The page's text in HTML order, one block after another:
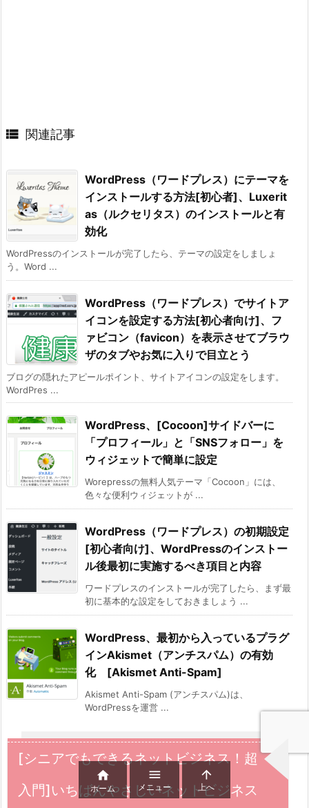
 関連記事
WordPress（ワードプレス）にテーマを
インストールする方法[初心者]、Luxerit
as（ルクセリタス）のインストールと有
効化
WordPressのインストールが完了したら、テーマの設定をしましょ
う。Word ...
WordPress（ワードプレス）でサイトア
イコンを設定する方法[初心者向け]、フ
ァビコン（favicon）を表示させてブラウ
ザのタブやお気に入りで目立とう
ブログの隠れたアピールポイント、サイトアイコンの設定をします。
WordPres ...
WordPress、[Cocoon]サイドバーに
「プロフィール」と「SNSフォロー」を
ウィジェットで簡単に設定
Worepressの無料人気テーマ「Cocoon」には、
色々な便利ウィジェットが ...
WordPress（ワードプレス）の初期設定
[初心者向け]、WordPressのインストー
ル後最初に実施するべき項目と内容
ワードプレスのインストールが完了したら、まず最
初に基本的な設定をしておきましょう ...
WordPress、最初から入っているプラグ
インAkismet（アンチスパム）の有効
化 [Akismet Anti-Spam]
Akismet Anti-Spam (アンチスパム)は、
WordPressを運営 ...
[シニアでもできるネットビジネス！超
入門]いちばんやさしいネットビジネス

ホーム

メニュー

上へ